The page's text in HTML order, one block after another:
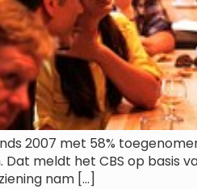
2007 met 58%
meldt het CBS op
nam […]